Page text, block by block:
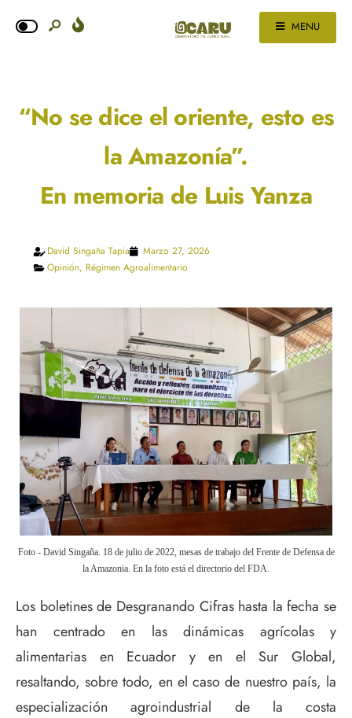
MENU
“No se dice el oriente, esto es
la Amazonía”.
En memoria de Luis Yanza
David Singaña Tapia
Marzo 27, 2026
Opinión, Régimen Agroalimentario
Foto - David Singaña. 18 de julio de 2022, mesas de trabajo del Frente de Defensa de
la Amazonia. En la foto está el directorio del FDA.
Los boletines de Desgranando Cifras hasta la fecha se
han centrado en las dinámicas agrícolas y
alimentarias en Ecuador y en el Sur Global,
resaltando, sobre todo, en el caso de nuestro país, la
especialización agroindustrial de la costa